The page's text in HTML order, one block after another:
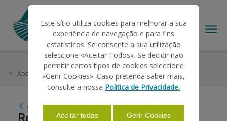
HELP/SUPPORT
RSS Feeds
RSS News
Apoio à Eficiência Energética e Redução de Emissões no setor agrícola
Apoio à Eficiência Energética e
Este sítio utiliza cookies para melhorar a sua
experiência de navegação e para fins
estatísticos. Se consente a sua utilização
seleccione «Aceitar Todos». Se decidir não
permitir certos tipos de cookies seleccione
«Gerir Cookies». Caso pretenda saber mais,
consulte a nossa Politica de Privacidade.
Aceitar todas Gerir Cookies